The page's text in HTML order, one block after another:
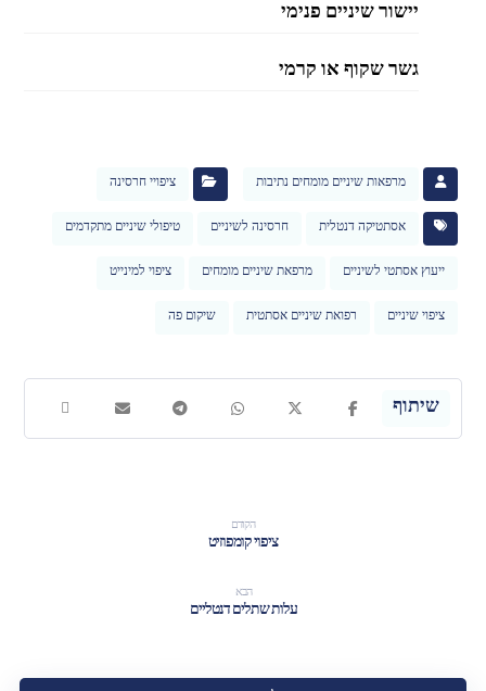
יישור שיניים פנימי
גשר שקוף או קרמי
מרפאות שיניים מומחים נתיבות ציפויי חרסינה
אסתטיקה דנטלית חרסינה לשיניים טיפולי שיניים מתקדמים
ייעוץ אסתטי לשיניים מרפאת שיניים מומחים ציפוי למינייט
ציפוי שיניים רפואת שיניים אסתטית שיקום פה
הקודם
ציפוי קומפוזיט
הבא
עלות שתלים דנטליים